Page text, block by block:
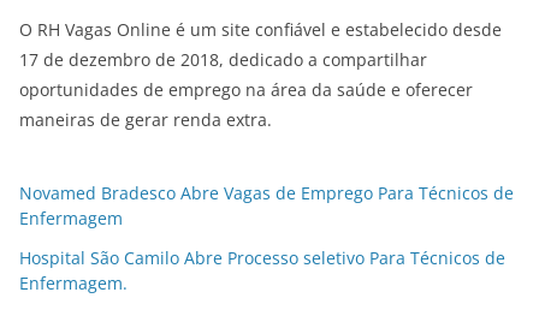
O RH Vagas Online é um site confiável e estabelecido desde
17 de dezembro de 2018, dedicado a compartilhar
oportunidades de emprego na área da saúde e oferecer
maneiras de gerar renda extra.
Novamed Bradesco Abre Vagas de Emprego Para Técnicos de
Enfermagem
Hospital São Camilo Abre Processo seletivo Para Técnicos de
Enfermagem.